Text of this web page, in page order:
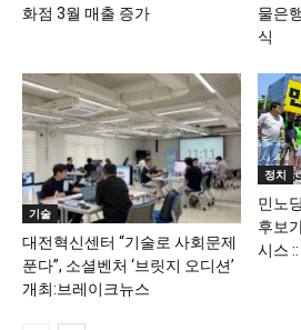
화점 3월 매출 증가
물은
식
기술
대전혁신센터 “기술로 사회문제
푼다”, 소셜벤처 ‘브릿지 오디션’
개최:브레이크뉴스
정치
민노
후보
시스 ::